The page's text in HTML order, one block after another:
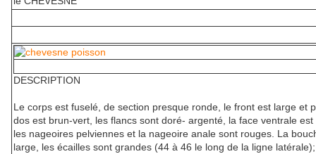
DESCRIPTION
Le corps est fuselé, de section presque ronde, le front est large et
dos est brun-vert, les flancs sont doré- argenté, la face ventrale est
les nageoires pelviennes et la nageoire anale sont rouges. La
large, les écailles sont grandes (44 à 46 le long de la ligne